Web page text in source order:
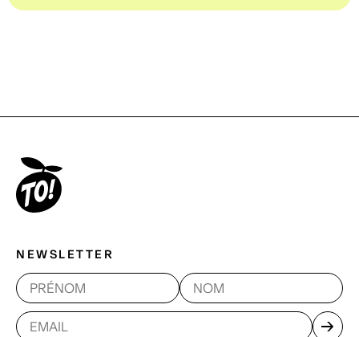
NEWSLETTER